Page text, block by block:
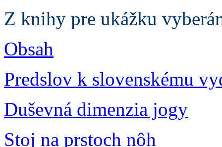
Z knihy pre ukážku
Obsah
Predslov k slovenskému
Duševná dimenzia jogy
Stoj na prstoch nôh